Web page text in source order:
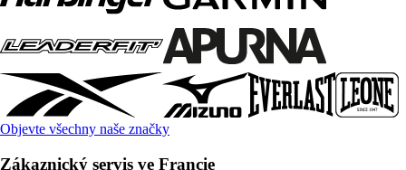
Objevte všechny naše značky
Zákaznický servis ve Francie